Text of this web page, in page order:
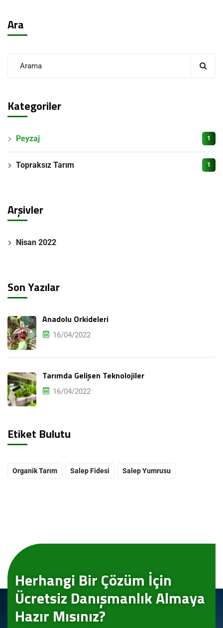
Ara
Kategoriler
Peyzaj 1
Topraksız Tarım 1
Arşivler
Nisan 2022
Son Yazılar
Anadolu Orkideleri
16/04/2022
Tarımda Gelişen Teknolojiler
16/04/2022
Etiket Bulutu
Organik Tarım Salep Fidesi Salep Yumrusu
Herhangi Bir Çözüm İçin
Ücretsiz Danışmanlık Almaya
Hazır Mısınız?